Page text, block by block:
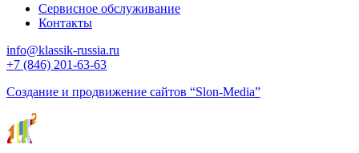
Сервисное обслуживание
Контакты
info@klassik-russia.ru
+7 (846) 201-63-63
Создание и продвижение сайтов “Slon-Media”